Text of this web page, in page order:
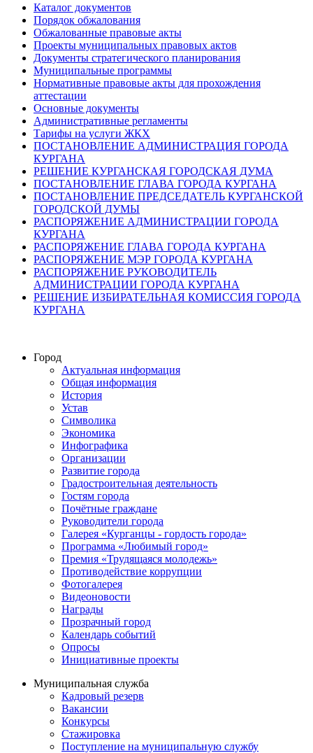
Каталог документов
Порядок обжалования
Обжалованные правовые акты
Проекты муниципальных правовых актов
Документы стратегического планирования
Муниципальные программы
Нормативные правовые акты для прохождения
аттестации
Основные документы
Административные регламенты
Тарифы на услуги ЖКХ
ПОСТАНОВЛЕНИЕ АДМИНИСТРАЦИЯ ГОРОДА
КУРГАНА
РЕШЕНИЕ КУРГАНСКАЯ ГОРОДСКАЯ ДУМА
ПОСТАНОВЛЕНИЕ ГЛАВА ГОРОДА КУРГАНА
ПОСТАНОВЛЕНИЕ ПРЕДСЕДАТЕЛЬ КУРГАНСКОЙ
ГОРОДСКОЙ ДУМЫ
РАСПОРЯЖЕНИЕ АДМИНИСТРАЦИИ ГОРОДА
КУРГАНА
РАСПОРЯЖЕНИЕ ГЛАВА ГОРОДА КУРГАНА
РАСПОРЯЖЕНИЕ МЭР ГОРОДА КУРГАНА
РАСПОРЯЖЕНИЕ РУКОВОДИТЕЛЬ
АДМИНИСТРАЦИИ ГОРОДА КУРГАНА
РЕШЕНИЕ ИЗБИРАТЕЛЬНАЯ КОМИССИЯ ГОРОДА
КУРГАНА
Город
Актуальная информация
Общая информация
История
Устав
Символика
Экономика
Инфографика
Организации
Развитие города
Градостроительная деятельность
Гостям города
Почётные граждане
Руководители города
Галерея «Курганцы - гордость города»
Программа «Любимый город»
Премия «Трудящаяся молодежь»
Противодействие коррупции
Фотогалерея
Видеоновости
Награды
Прозрачный город
Календарь событий
Опросы
Инициативные проекты
Муниципальная служба
Кадровый резерв
Вакансии
Конкурсы
Стажировка
Поступление на муниципальную службу